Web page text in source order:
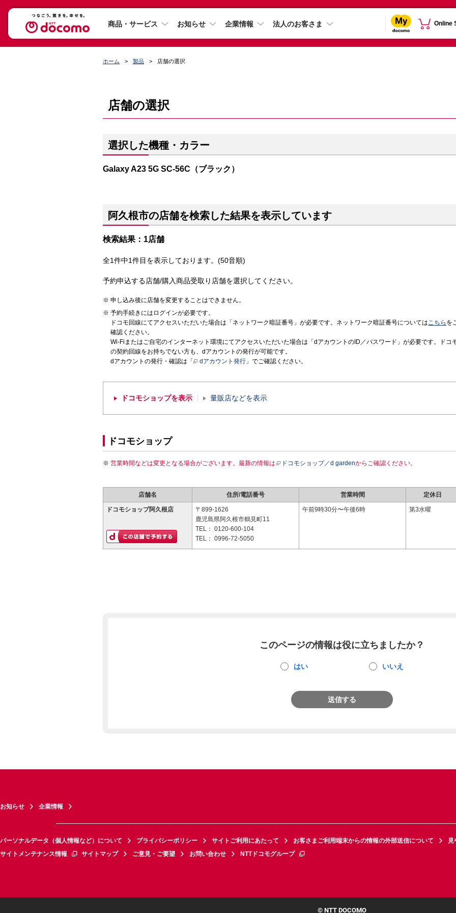
商品・サービス お知らせ 企業情報 法人のお客さま Online
ホーム 製品 店舗の選択
店舗の選択
選択した機種・カラー
Galaxy A23 5G SC-56C（ブラック）
阿久根市の店舗を検索した結果を表示しています
検索結果：1店舗
全1件中1件目を表示しております。(50音順)
予約申込する店舗/購入商品受取り店舗を選択してください。
申し込み後に店舗を変更することはできません。
予約手続きにはログインが必要です。
ドコモ回線にてアクセスいただいた場合は「ネットワーク暗証番号」が必要です。ネットワーク暗証番号についてはこちら を
確認ください。
Wi-Fiまたはご自宅のインターネット環境にてアクセスいただいた場合は「dアカウントのID／パスワード」が必要です。ドコ
の契約回線をお持ちでない方も、dアカウントの発行が可能です。
dアカウントの発行・確認は「
dアカウント発行 」でご確認ください。
ドコモショップを表示 量販店などを表示
ドコモショップ
営業時間などは変更となる場合がございます。最新の情報は ドコモショップ／d gardenからご確認ください。
店舗名 住所/電話番号 営業時間 定休日
ドコモショップ阿久根店
〒899-1626
鹿児島県阿久根市鶴見町11
TEL： 0120-600-104
TEL： 0996-72-5050
午前9時30分〜午後6時 第3水曜
このページの情報は役に立ちましたか？
はい いいえ
送信する
お知らせ 企業情報
パーソナルデータ（個人情報など）について プライバシーポリシー サイトご利用にあたって お客さまご利用端末からの情報の外部送信について
見
サイトメンテナンス情報
サイトマップ ご意見・ご要望 お問い合わせ NTTドコモグループ
© NTT DOCOMO